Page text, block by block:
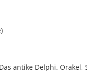
antike Delphi.